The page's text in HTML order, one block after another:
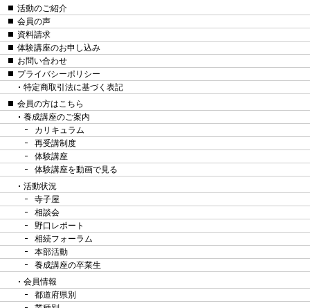
活動のご紹介
会員の声
資料請求
体験講座のお申し込み
お問い合わせ
プライバシーポリシー
特定商取引法に基づく表記
会員の方はこちら
養成講座のご案内
カリキュラム
再受講制度
体験講座
体験講座を動画で見る
活動状況
寺子屋
相談会
野口レポート
相続フォーラム
本部活動
養成講座の卒業生
会員情報
都道府県別